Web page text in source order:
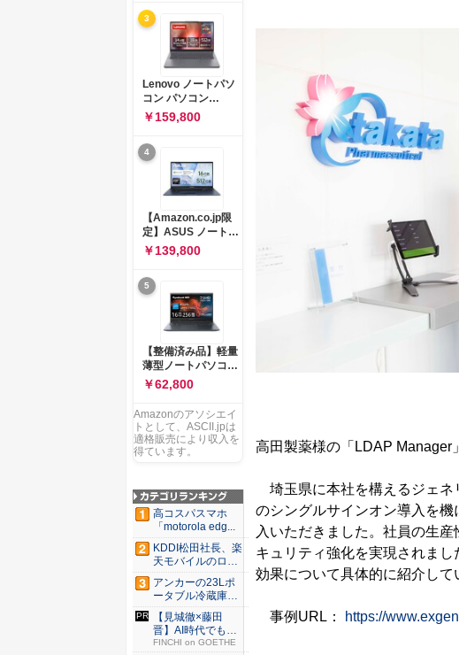
高田製薬様の「LDAP Manager
埼玉県に本社を構えるジェネ
のシングルサインオン導入を
入いただきました。社員の生
キュリティ強化を実現されま
効果について具体的に紹介して
事例URL： https://
型/Core
i5/16GB/SSD
512GB/ホワイト)
FMVWK3E15W_AZ
3
Lenovo ノートパソ
コン パソコン
IdeaPad Slim 3 14.0
インチ AMD
Ryzen™ 5 8640HS
メモリ16GB
SSD512GB
Microsoft 365 試用
版 Windows11 バッ
テリー駆動12.6時間
重量1.39kg ルナグレ
ー 83K9003JJP ノー
トPC
￥159,800
4
【Amazon.co.jp限
定】ASUS ノートパ
ソコン Vivobook 15
M1502NAQ 15.6イ
ンチ AMD Ryzen 7
170 メモリ16GB
SSD 512GB
Microsoft 365
Personal (24か月版)
搭載 Windows 11 重
量1.7kg Wi-Fi 6E ク
ワイエットブルー
M1502NAQ-
￥139,800
5
【整備済み品】軽量
薄型ノートパソコン
dynabook G83 ■
13.3型
FHD(1920x1080) -
高性能第11世代Core
i5-1135G7 - メモリ
16GB - SSD 256GB
USB Type-C - MS
Office 2021 - Win11
搭載
￥62,800
Amazonのアソシエイ
トとして、ASCII.jpは
適格販売により収入を
得ています。
高コスパスマホ
「motorola edg...
KDDI松田社長、楽
天モバイルのロー
ミン...
アンカーの23Lポ
ータブル冷蔵庫が
Ama...
【見城徹×藤田
晋】AI時代でも変
わらない...
FINCHI on GOETHE